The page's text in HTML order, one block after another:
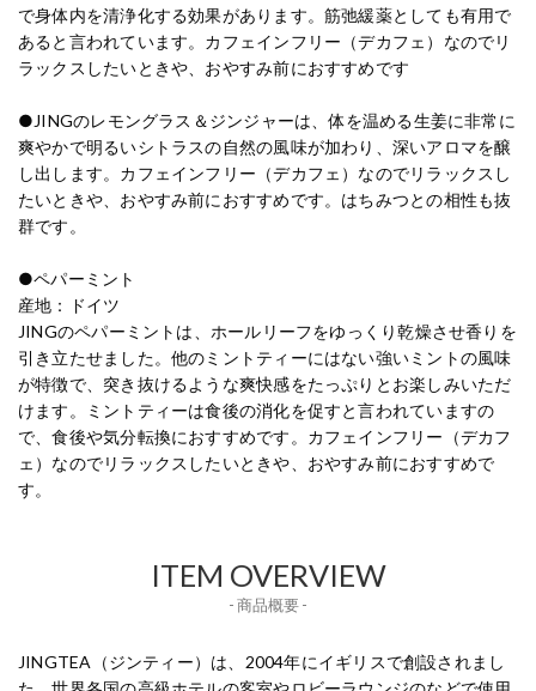
で身体内を清浄化する効果があります。筋弛緩薬としても有用で
あると言われています。カフェインフリー（デカフェ）なのでリ
ラックスしたいときや、おやすみ前におすすめです
●JINGのレモングラス＆ジンジャーは、体を温める生姜に非常に
爽やかで明るいシトラスの自然の風味が加わり、深いアロマを醸
し出します。カフェインフリー（デカフェ）なのでリラックスし
たいときや、おやすみ前におすすめです。はちみつとの相性も抜
群です。
●ペパーミント
産地：ドイツ
JINGのペパーミントは、ホールリーフをゆっくり乾燥させ香りを
引き立たせました。他のミントティーにはない強いミントの風味
が特徴で、突き抜けるような爽快感をたっぷりとお楽しみいただ
けます。ミントティーは食後の消化を促すと言われていますの
で、食後や気分転換におすすめです。カフェインフリー（デカフ
ェ）なのでリラックスしたいときや、おやすみ前におすすめで
す。
ITEM OVERVIEW
- 商品概要 -
JINGTEA（ジンティー）は、2004年にイギリスで創設されまし